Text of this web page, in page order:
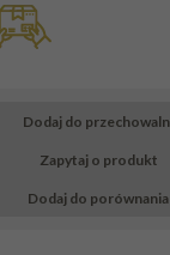
Dodaj do
Zapytaj o produkt
Dodaj do porównania